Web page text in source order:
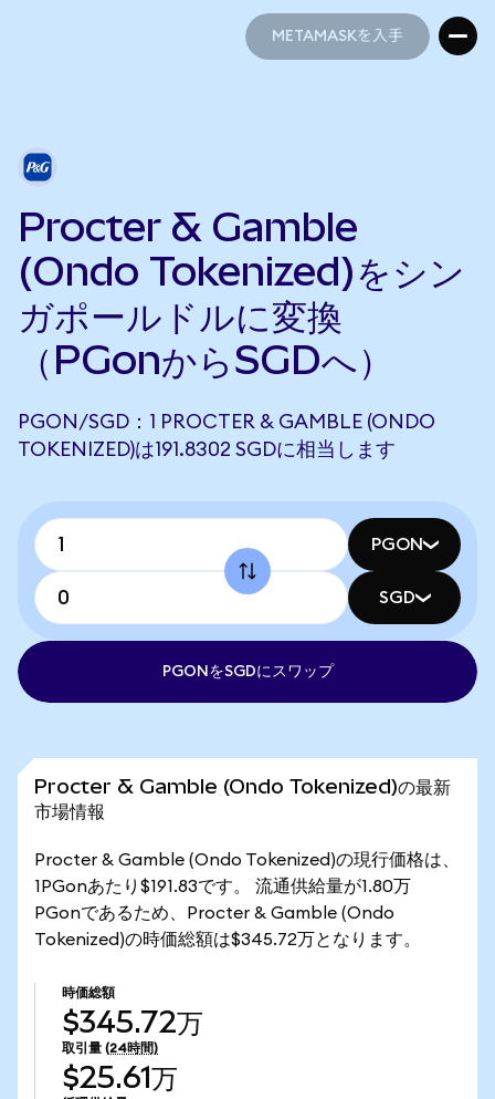
METAMASKを入手
Procter & Gamble
(Ondo Tokenized)をシン
ガポールドルに変換
（PGonからSGDへ）
PGON/SGD：1 PROCTER & GAMBLE (ONDO
TOKENIZED)は191.8302 SGDに相当します
PGON
SGD
PGONをSGDにスワップ
Procter & Gamble (Ondo Tokenized)の最新
市場情報
Procter & Gamble (Ondo Tokenized)の現行価格は、
1PGonあたり$191.83です。 流通供給量が1.80万
PGonであるため、Procter & Gamble (Ondo
Tokenized)の時価総額は$345.72万となります。
時価総額
$345.72万
取引量 (24時間)
$25.61万